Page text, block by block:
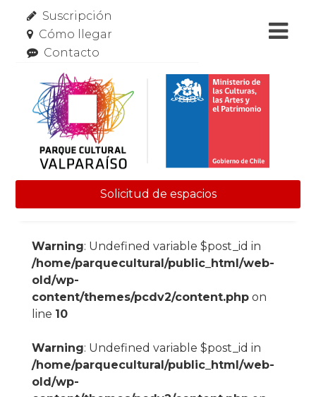
Suscripción
Cómo llegar
Contacto
Solicitud de espacios
Warning: Undefined variable $post_id in
/home/parquecultural/public_html/web-
old/wp-
content/themes/pcdv2/content.phpon
line 10
Warning: Undefined variable $post_id in
/home/parquecultural/public_html/web-
old/wp-